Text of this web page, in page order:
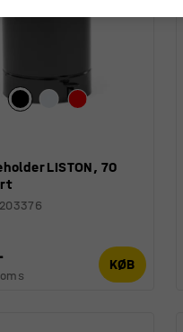
LISTON, 70
203376
KØB